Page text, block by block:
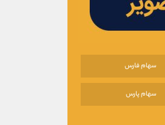
سهام فارس
سهام پارس